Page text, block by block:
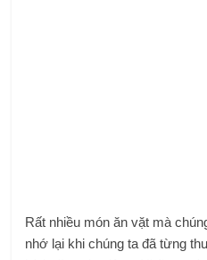
Rất nhiều món ăn vặt mà
nhớ lại khi chúng ta đã từng